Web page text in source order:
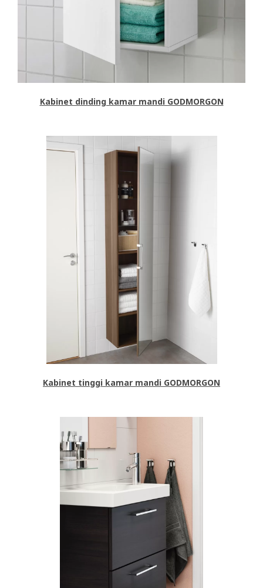
Kabinet dinding kamar mandi GODMORGON
Kabinet tinggi kamar mandi GODMORGON